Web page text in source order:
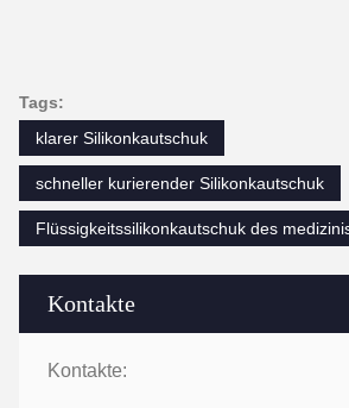
Kontakte
Kontakte:
Tags:
klarer Silikonkautschuk
schneller kurierender Silikonkautschuk
Flüssigkeitssilikonkautschuk des